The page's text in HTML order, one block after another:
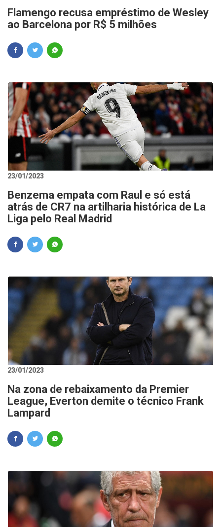
Flamengo recusa empréstimo de Wesley
ao Barcelona por R$ 5 milhões
23/01/2023
Benzema empata com Raul e só está
atrás de CR7 na artilharia histórica de La
Liga pelo Real Madrid
23/01/2023
Na zona de rebaixamento da Premier
League, Everton demite o técnico Frank
Lampard